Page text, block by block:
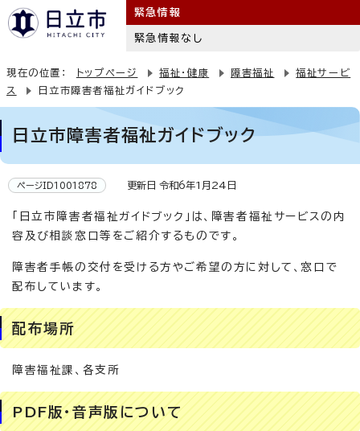
緊急情報
緊急情報なし
現在の位置： トップページ 福祉・健康 障害福祉
福祉サービ
ス
日立市障害者福祉ガイドブック
日立市障害者福祉ガイドブック
ページID1001878 更新日 令和6年1月24日
「日立市障害者福祉ガイドブック」は、障害者福祉サービスの内
容及び相談窓口等をご紹介するものです。
障害者手帳の交付を受ける方やご希望の方に対して、窓口で
配布しています。
配布場所
障害福祉課、各支所
PDF版・音声版について